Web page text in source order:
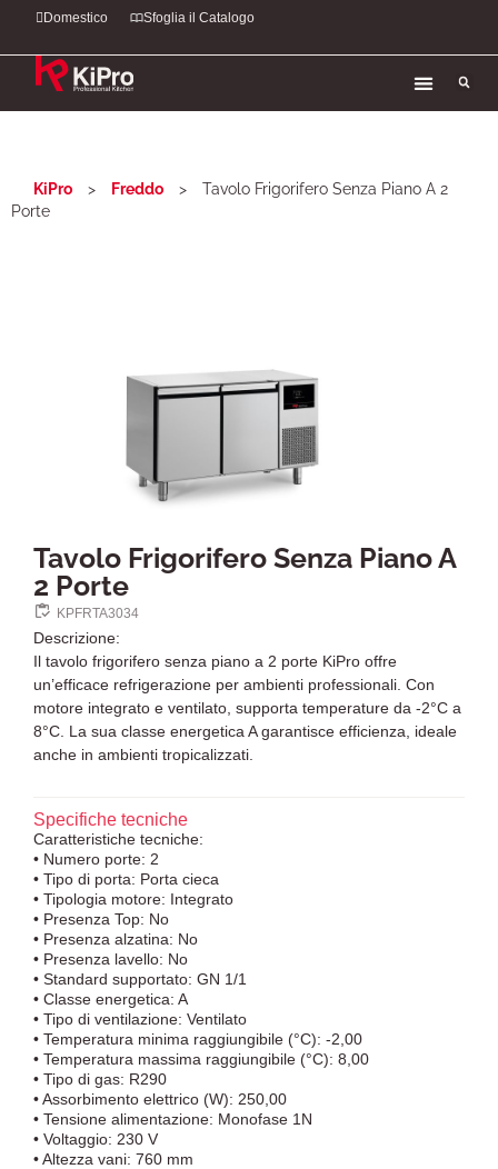
Domestico Sfoglia il Catalogo
KiPro > Freddo >
Tavolo Frigorifero Senza Piano A 2
Porte
Tavolo Frigorifero Senza Piano A
2 Porte
KPFRTA3034
Descrizione:
Il tavolo frigorifero senza piano a 2 porte KiPro offre
un’efficace refrigerazione per ambienti professionali. Con
motore integrato e ventilato, supporta temperature da -2°C a
8°C. La sua classe energetica A garantisce efficienza, ideale
anche in ambienti tropicalizzati.
Specifiche tecniche
Caratteristiche tecniche:
• Numero porte: 2
• Tipo di porta: Porta cieca
• Tipologia motore: Integrato
• Presenza Top: No
• Presenza alzatina: No
• Presenza lavello: No
• Standard supportato: GN 1/1
• Classe energetica: A
• Tipo di ventilazione: Ventilato
• Temperatura minima raggiungibile (°C): -2,00
• Temperatura massima raggiungibile (°C): 8,00
• Tipo di gas: R290
• Assorbimento elettrico (W): 250,00
• Tensione alimentazione: Monofase 1N
• Voltaggio: 230 V
• Altezza vani: 760 mm